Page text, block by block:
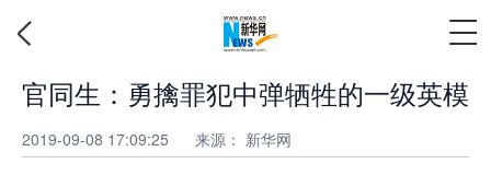
官同生：勇擒罪犯中弹牺牲的一级英模
2019-09-08 17:09:25 来源： 新华网